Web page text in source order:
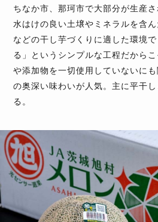
ちなか市、那珂市で大部分が生産
水はけの良い土壌やミネラルを含
などの干し芋づくりに適した環境
る」というシンプルな工程だから
や添加物を一切使用していないに
の奥深い味わいが人気。主に平干
る。